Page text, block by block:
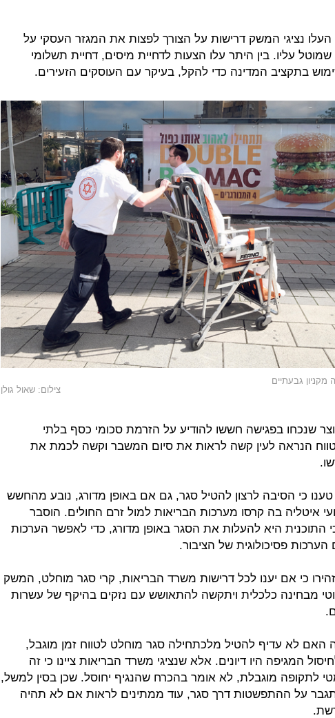
נציגי המשק דרישות על הצורך לפצות את המגזר העסקי על
עליו. בין היתר עלו הצעות לדחיית מיסים, דחיית תשלומי
בתקציב המדינה כדי להקל, בעיקר עם העוסקים הזעירים.
מקניון גבעתיים
צילום: שאול גולן
שנכחו בפגישה חששו להודיע על הזרמת סכומי כסף בלתי
הנראה לעין קשה לראות את סיום המשבר וקשה לכמת את
כי הסיבה לרצון להטיל סגר, גם אם באופן מדורג, נובע מהחשש
איטליה בה קרסו מערכות הבריאות למול זרם החולים. הוסבר
התוכנית היא להעלות את הסגר באופן מדורג, כדי לאפשר הערכות
פסיכולוגית של הציבור.
כי אם יענו לכל דרישות משרד הבריאות, קרי סגר מוחלט, המשק
מבחינה כלכלית ויתקשה להתאושש עם נזקים בהיקף של עשרות
האם לא עדיף להטיל מלכתחילה סגר מוחלט לטווח זמן מוגבל,
המגיפה היו דיונים. אלא שנציגי משרד הבריאות ציינו כי זה
לתקופה מוגבלת, לא אומר בהכרח שהנגיף יחוסל. שכן בסין למשל,
על ההתפשטות דרך סגר, עוד ממתינים לראות אם לא תהיה